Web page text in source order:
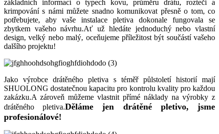
základních informací o typech kovu, průměru drátu, rozteči a
krimpování s námi můžete snadno komunikovat přesně o tom, co
potřebujete, aby vaše instalace pletiva dokonale fungovala se
zbytkem vašeho návrhu.Ať už hledáte jednoduchý nebo vlastní
design, velký nebo malý, oceňujeme příležitost být součástí vašeho
dalšího projektu!
Jako výrobce drátěného pletiva s téměř půlstoletí historií mají
SHUOLONG dostatečnou kapacitu pro kontrolu kvality pro každou
zakázku.A zároveň můžeme vlastnit přímé náklady na výrobky z
drátěného pletiva.Děláme jen drátěné pletivo, jsme
profesionálové!